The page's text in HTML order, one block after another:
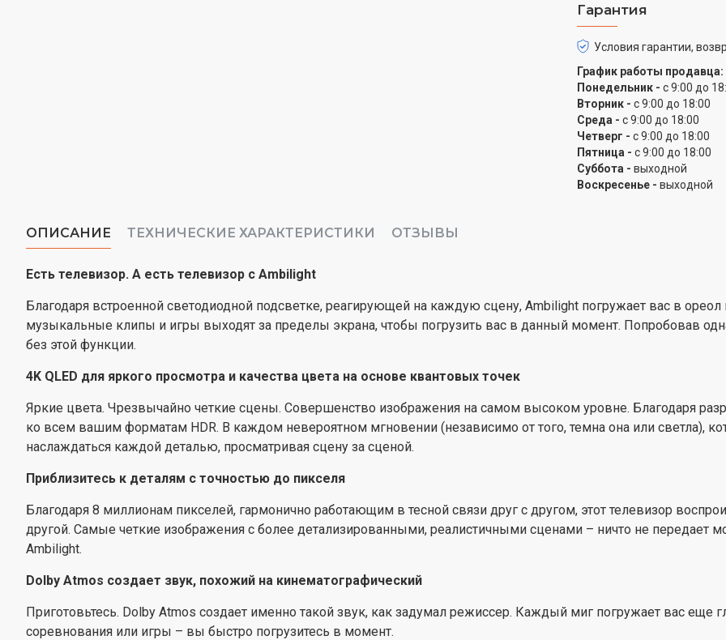
Dolby Atmos создает
Приготовьтесь. Dolby
Каждый миг погружает
спортивные
DTS:X для абсолютного
DTS:X имеет решающее
вы там присутствуете.
измерение, которое
вы ни захотели
под рукой.
интеграцию с
телевизором с
Добавьте четкости
каждое произнесенное
Гарантия
Условия гарантии,
График работы продавца:
Понедельник - с 9:00 до
Вторник - с 9:00 до 18:00
Среда - с 9:00 до 18:00
Четверг - с 9:00 до 18:00
Пятница - с 9:00 до 18:00
Суббота - выходной
Воскресенье - выходной
ОПИСАНИЕ ТЕХНИЧЕСКИЕ ХАРАКТЕРИСТИКИ ОТЗЫВЫ
Есть телевизор. А есть телевизор с Ambilight
Благодаря встроенной светодиодной подсветке, реагирующей на каждую сцену, Ambilight погружает вас в
музыкальные клипы и игры выходят за пределы экрана, чтобы погрузить вас в данный момент. Попробовав
без этой функции.
4K QLED для яркого просмотра и качества цвета на основе квантовых точек
Яркие цвета. Чрезвычайно четкие сцены. Совершенство изображения на самом высоком уровне. Благодаря
ко всем вашим форматам HDR. В каждом невероятном мгновении (независимо от того, темна она или светла),
наслаждаться каждой деталью, просматривая сцену за сценой.
Приблизитесь к деталям с точностью до пикселя
Благодаря 8 миллионам пикселей, гармонично работающим в тесной связи друг с другом, этот телевизор
другой. Самые четкие изображения с более детализированными, реалистичными сценами – ничто не передает
Ambilight.
Dolby Atmos создает звук, похожий на кинематографический
Приготовьтесь. Dolby Atmos создает именно такой звук, как задумал режиссер. Каждый миг погружает вас
соревнования или игры – вы быстро погрузитесь в момент.